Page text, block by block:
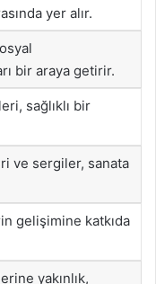
yer alır.
bir araya getirir.
sağlıklı bir
ve sergiler, sanata
gelişimine katkıda
yakınlık,